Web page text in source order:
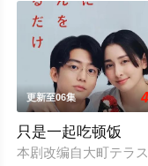
更新至06集
只是一起吃顿饭
本剧改编自大町テラ